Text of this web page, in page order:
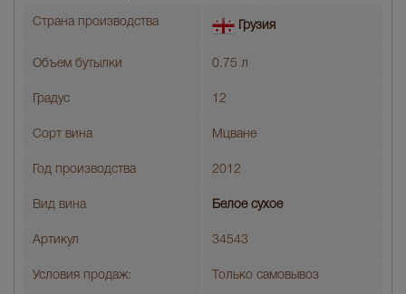
Страна производства Грузия
Объем бутылки 0.75 л
Градус 12
Сорт вина Мцване
Год производства 2012
Вид вина Белое сухое
Артикул 34543
Условия продаж: Только самовывоз